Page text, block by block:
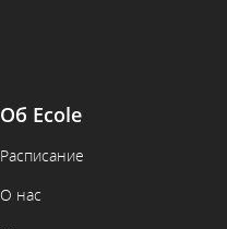
Об Ecole
Расписание
О нас